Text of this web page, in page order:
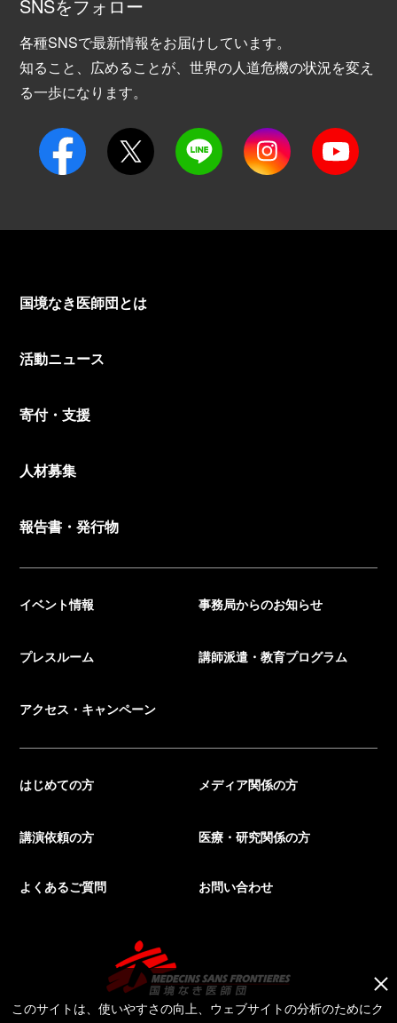
SNSをフォロー
各種SNSで最新情報をお届けしています。
知ること、広めることが、世界の人道危機の状況を変え
る一歩になります。
国境なき医師団とは
活動ニュース
寄付・支援
人材募集
報告書・発行物
イベント情報 事務局からのお知らせ
プレスルーム 講師派遣・教育プログラム
アクセス・キャンペーン
はじめての方 メディア関係の方
講演依頼の方 医療・研究関係の方
よくあるご質問 お問い合わせ
このサイトは、使いやすさの向上、ウェブサイトの分析のためにク